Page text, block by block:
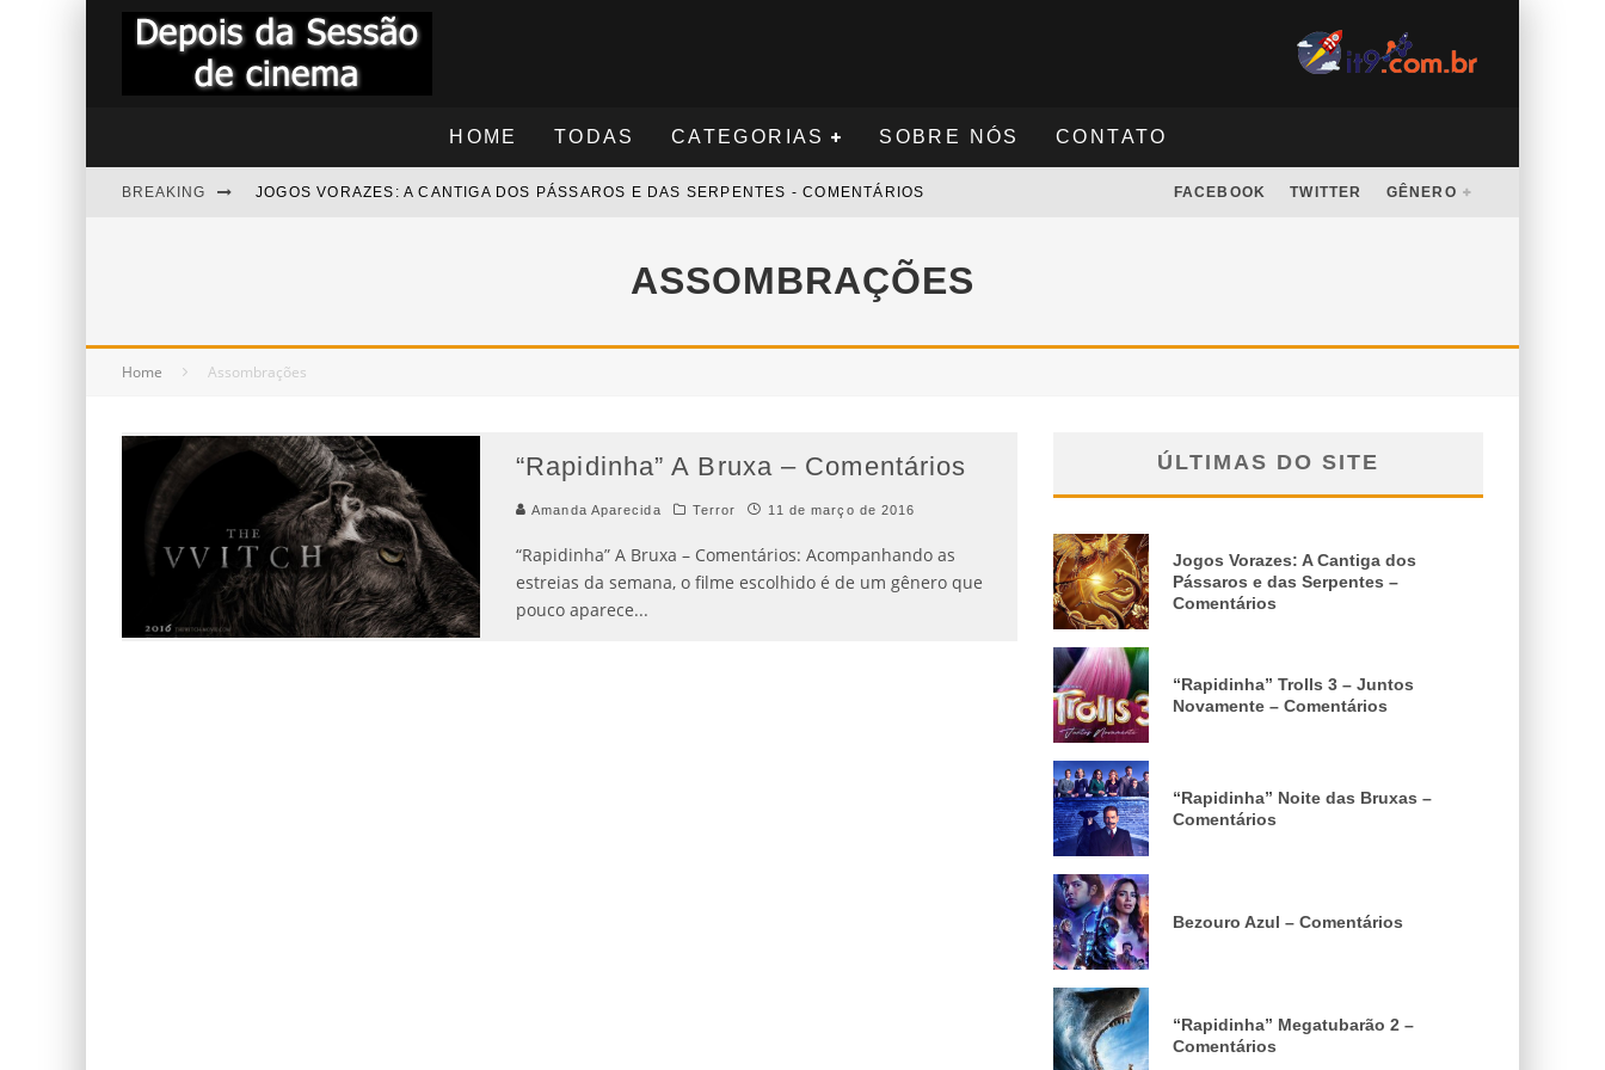
HOME TODAS CATEGORIAS SOBRE NÓS CONTATO
BREAKING JOGOS VORAZES: A CANTIGA DOS PÁSSAROS E DAS SERPENTES - COMENTÁRIOS
"RAPIDINHA" NOITE DAS BRUXAS - COMENTÁRIOS
“RAPIDINHA” MEGATUBARÃO 2 – COMENTÁRIOS
FACEBOOK TWITTER GÊNERO
ASSOMBRAÇÕES
Home Assombrações
“Rapidinha” A Bruxa – Comentários
Amanda Aparecida Terror 11 de março de 2016
“Rapidinha” A Bruxa – Comentários: Acompanhando as
estreias da semana, o filme escolhido é de um gênero que
pouco aparece...
ÚLTIMAS DO SITE
Jogos Vorazes: A Cantiga dos
Pássaros e das Serpentes –
Comentários
“Rapidinha” Trolls 3 – Juntos
Novamente – Comentários
“Rapidinha” Noite das Bruxas –
Comentários
Bezouro Azul – Comentários
“Rapidinha” Megatubarão 2 –
Comentários